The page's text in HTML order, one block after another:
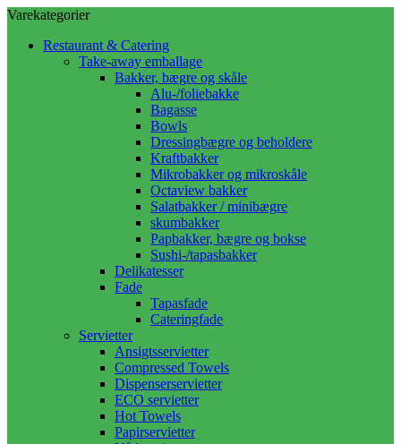
Varekategorier
Restaurant & Catering
Take-away emballage
Bakker, bægre og skåle
Alu-/foliebakke
Bagasse
Bowls
Dressingbægre og beholdere
Kraftbakker
Mikrobakker og mikroskåle
Octaview bakker
Salatbakker / minibægre
skumbakker
Papbakker, bægre og bokse
Sushi-/tapasbakker
Delikatesser
Fade
Tapasfade
Cateringfade
Servietter
Ansigtsservietter
Compressed Towels
Dispenserservietter
ECO servietter
Hot Towels
Papirservietter